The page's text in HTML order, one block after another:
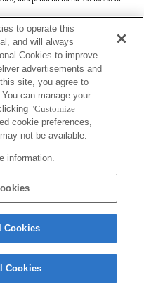
de energia não é prolongado.
manual, a opção Background
de fundo] na função Photo Creativity
contudo, a apresentação no
to operate this
and will always
Cookies to improve
advertisements and
site, you agree to
can manage your
"Customize
cookie preferences,
not be available.
information.
Cookies
Cookies